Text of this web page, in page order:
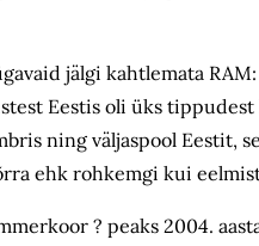
jälgi kahtlemata
Eestis oli üks
ning väljaspool Eestit,
ehk rohkemgi kui
? peaks 2004.